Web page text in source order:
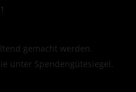
gemacht werden.
unter Spendengütesiegel.